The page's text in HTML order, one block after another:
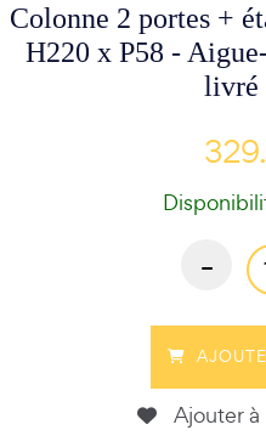
Colonne 2 portes +
H220 x P58 -
livré
-
Ajouter à